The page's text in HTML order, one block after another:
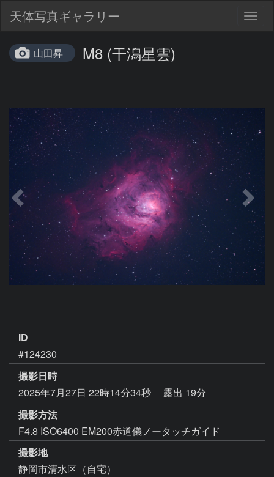
天体写真ギャラリー
山田昇 M8 (干潟星雲)
ID
#124230
撮影日時
2025年7月27日 22時14分34秒
露出 19分
撮影方法
F4.8 ISO6400 EM200赤道儀ノータッチガイド
撮影地
静岡市清水区（自宅）